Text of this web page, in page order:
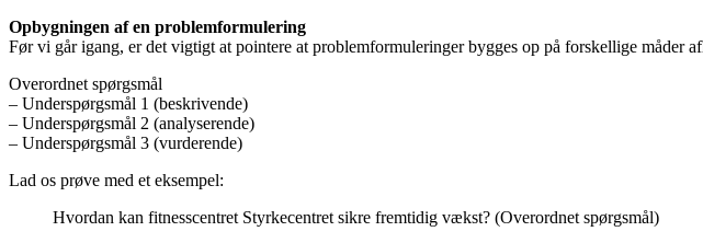
Opbygningen af en problemformulering
Før vi går igang, er det vigtigt at pointere at problemformuleringer bygges op på forskellige
Overordnet spørgsmål
– Underspørgsmål 1 (beskrivende)
– Underspørgsmål 2 (analyserende)
– Underspørgsmål 3 (vurderende)
Lad os prøve med et eksempel:
Hvordan kan fitnesscentret Styrkecentret sikre fremtidig vækst? (Overordnet spørgsmål)